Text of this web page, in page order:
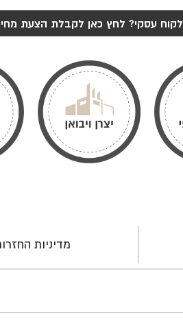
לקוח עסקי? לחץ כאן לקבלת הצעת
מדיניות